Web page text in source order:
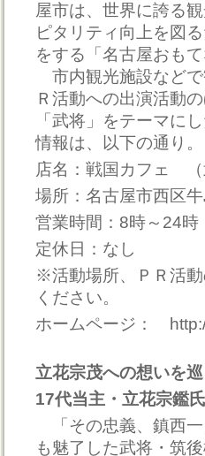
屋市は、世界に誇る
ピタリティ向上を図
をする「名古屋おも
市内観光施設などで
Ｒ活動への出演活動
「武将」をテーマに
情報は、以下の通り。
店名：戦国カフェ （
場所：名古屋市西区
営業時間：8時～24時
定休日：なし
※活動場所、ＰＲ活
ください。
ホームページ：
立花宗茂への想いを
17代当主・立花宗鑑
「その忠義、鎮西一
も魅了した武将・筑